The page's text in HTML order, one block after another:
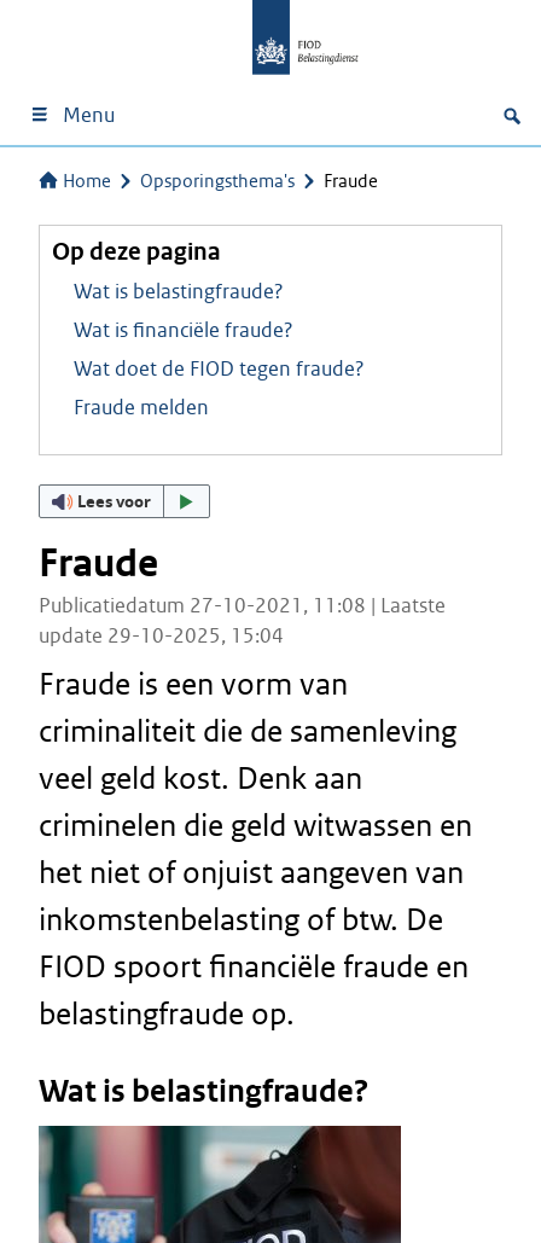
Menu
Home Opsporingsthema's Fraude
Op deze pagina
Wat is belastingfraude?
Wat is financiële fraude?
Wat doet de FIOD tegen fraude?
Fraude melden
Lees voor
Fraude
Publicatiedatum 27-10-2021, 11:08 | Laatste
update 29-10-2025, 15:04
Fraude is een vorm van
criminaliteit die de samenleving
veel geld kost. Denk aan
criminelen die geld witwassen en
het niet of onjuist aangeven van
inkomstenbelasting of btw. De
FIOD spoort financiële fraude en
belastingfraude op.
Wat is belastingfraude?